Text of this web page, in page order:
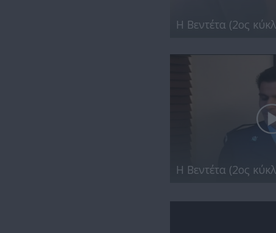
Η Βεντέτα (2ος
Η Βεντέτα (2ος